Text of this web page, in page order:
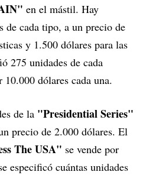
en el mástil. Hay
de cada tipo, a un precio de
y 1.500 dólares para las
275 unidades de cada
dólares cada una.
de la "Presidential Series"
precio de 2.000 dólares. El
The USA" se vende por
especificó cuántas unidades